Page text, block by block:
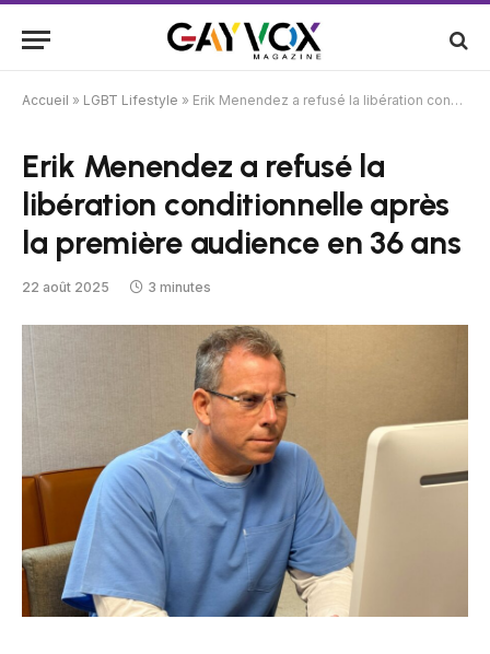
Accueil » LGBT Lifestyle » Erik Menendez a refusé la libération conditionnelle après la première audience en 36 ans
Erik Menendez a refusé la
libération conditionnelle après
la première audience en 36 ans
22 août 2025 3 minutes